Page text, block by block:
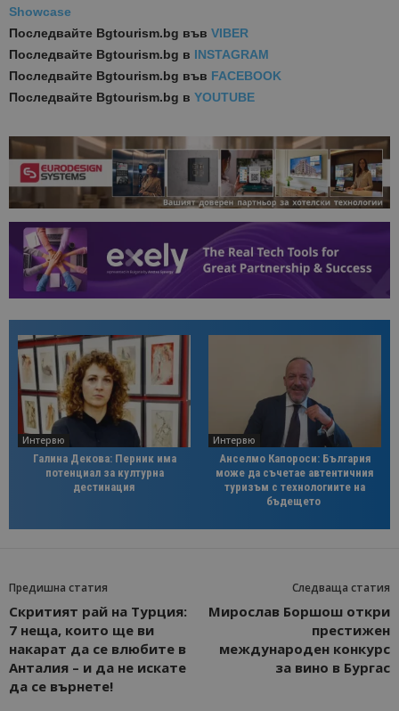
Showcase
Последвайте Bgtourism.bg във VIBER
Последвайте Bgtourism.bg в INSTAGRAM
Последвайте Bgtourism.bg във FACEBOOK
Последвайте Bgtourism.bg в YOUTUBE
Интервю
Галина Декова: Перник има
потенциал за културна
дестинация
Интервю
Анселмо Капороси: България
може да съчетае автентичния
туризъм с технологиите на
бъдещето
Предишна статия
Скритият рай на Турция:
7 неща, които ще ви
накарат да се влюбите в
Анталия – и да не искате
да се върнете!
Следваща статия
Мирослав Боршош откри
престижен
международен конкурс
за вино в Бургас